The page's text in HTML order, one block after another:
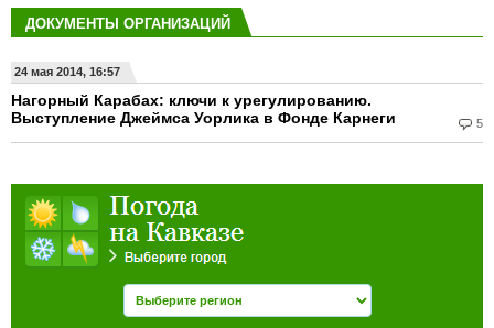
ДОКУМЕНТЫ ОРГАНИЗАЦИЙ
24 мая 2014, 16:57
5
Нагорный Карабах: ключи к урегулированию.
Выступление Джеймса Уорлика в Фонде Карнеги